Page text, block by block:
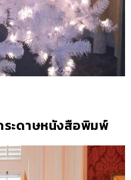
ะดาษหนังสือพิมพ์